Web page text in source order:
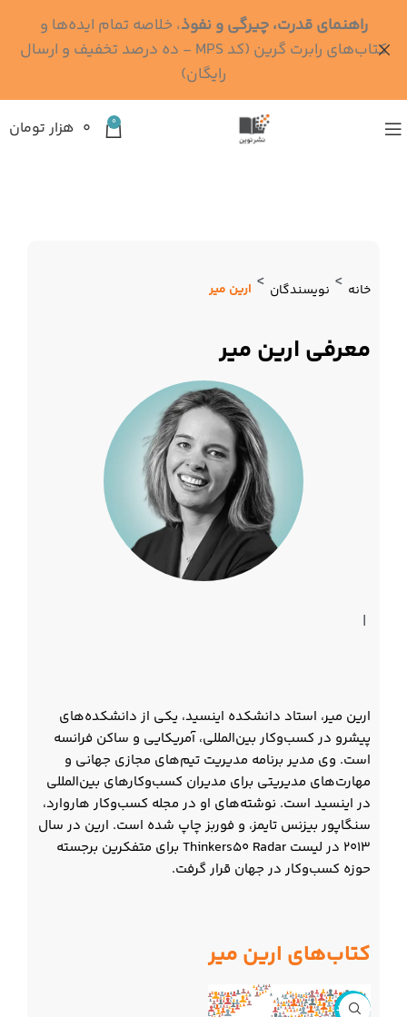
0 ۰ هزار تومان
خانه > نویسندگان > ارین میر
معرفی ارین میر
|
ارین میر، استاد دانشکده اینسید، یکی از دانشکده‌های
پیشرو در کسب‌وکار بین‌المللی، آمریکایی و ساکن فرانسه
است. وی مدیر برنامه مدیریت تیم‌های مجازی جهانی و
مهارت‌های مدیریتی برای مدیران کسب‌وکارهای بین‌المللی
در اینسید است. نوشته‌های او در مجله کسب‌وکار هاروارد،
سنگاپور بیزنس تایمز، و فوربز چاپ شده است. ارین در سال
2013 در لیست Thinkers50 Radar برای متفکرین برجسته
حوزه کسب‌وکار در جهان قرار گرفت.
کتاب‌های ارین میر
ناموجود
راهنمای قدرت، چیرگی و نفوذ، خلاصه تمام ایده‌ها و
کتاب‌های رابرت گرین (کد MPS - ده درصد تخفیف و ارسال
رایگان)